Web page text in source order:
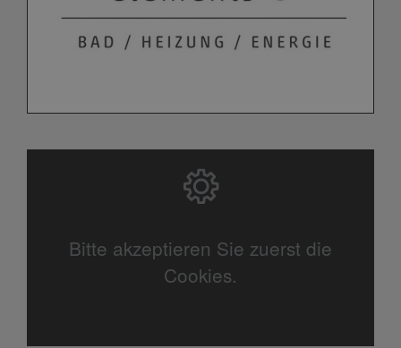
Bitte akzeptieren Sie zuerst die
Cookies.